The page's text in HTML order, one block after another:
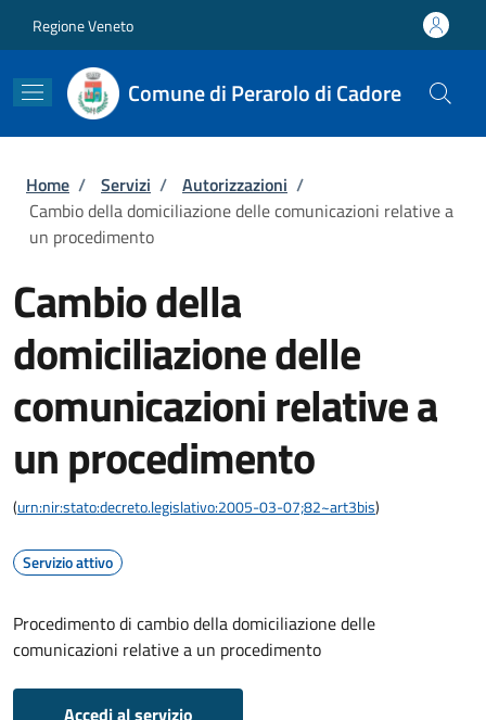
Regione Veneto
Comune di Perarolo di Cadore
Briciole di pane
Home / Servizi / Autorizzazioni /
Cambio della domiciliazione delle comunicazioni relative a
un procedimento
Cambio della
domiciliazione delle
comunicazioni relative a
un procedimento
(urn:nir:stato:decreto.legislativo:2005-03-07;82~art3bis)
Servizio attivo
Procedimento di cambio della domiciliazione delle
comunicazioni relative a un procedimento
Accedi al servizio